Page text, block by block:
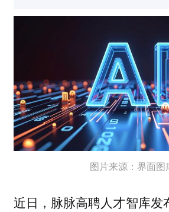
图片来源：界面图
近日，脉脉高聘人才智库发